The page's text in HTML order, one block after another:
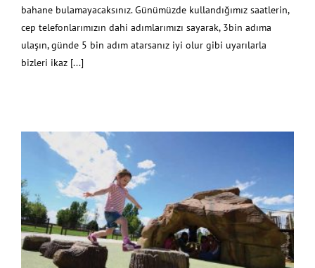
bahane bulamayacaksınız. Günümüzde kullandığımız saatlerin,
cep telefonlarımızın dahi adımlarımızı sayarak, 3bin adıma
ulaşın, günde 5 bin adım atarsanız iyi olur gibi uyarılarla
bizleri ikaz [...]
Oyun Parkları 7 Oyun Unsurunu içeriyor mu?